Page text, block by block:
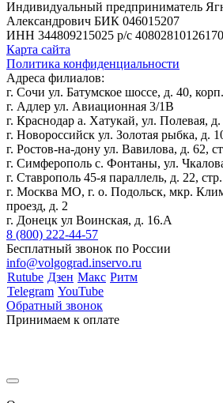
Индивидуальный предприниматель
Александрович БИК 046015207
ИНН 344809215025 р/с
Карта сайта
Политика конфиденциальности
Адреса филиалов:
г. Сочи ул. Батумское шоссе, д. 40,
г. Адлер ул. Авиационная 3/1В
г. Краснодар а. Хатукай, ул. Полевая,
г. Новороссийск ул. Золотая рыбка, д.
г. Ростов-на-дону ул. Вавилова, д. 62,
г. Симферополь с. Фонтаны, ул.
г. Ставрополь 45-я параллель, д. 22,
г. Москва МО, г. о. Подольск, мкр.
проезд, д. 2
г. Донецк ул Воинская, д. 16.А
8 (800) 222-44-57
Бесплатный звонок по России
info@volgograd.inservo.ru
Rutube Дзен Макс Ритм
Telegram YouTube
Обратный звонок
Принимаем к оплате